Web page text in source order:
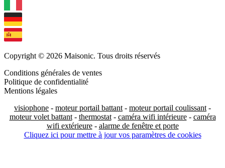
Copyright © 2026 Maisonic. Tous droits réservés
Conditions générales de ventes
Politique de confidentialité
Mentions légales
visiophone - moteur portail battant - moteur portail coulissant -
moteur volet battant- thermostat- caméra wifi intérieure- caméra
wifi extérieure- alarme de fenêtre et porte
Cliquez ici pour mettre à jour vos paramètres de cookies